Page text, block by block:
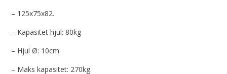
– 125x75x82.
– Kapasitet hjul: 80kg
– Hjul Ø: 10cm
– Maks kapasitet: 270kg.